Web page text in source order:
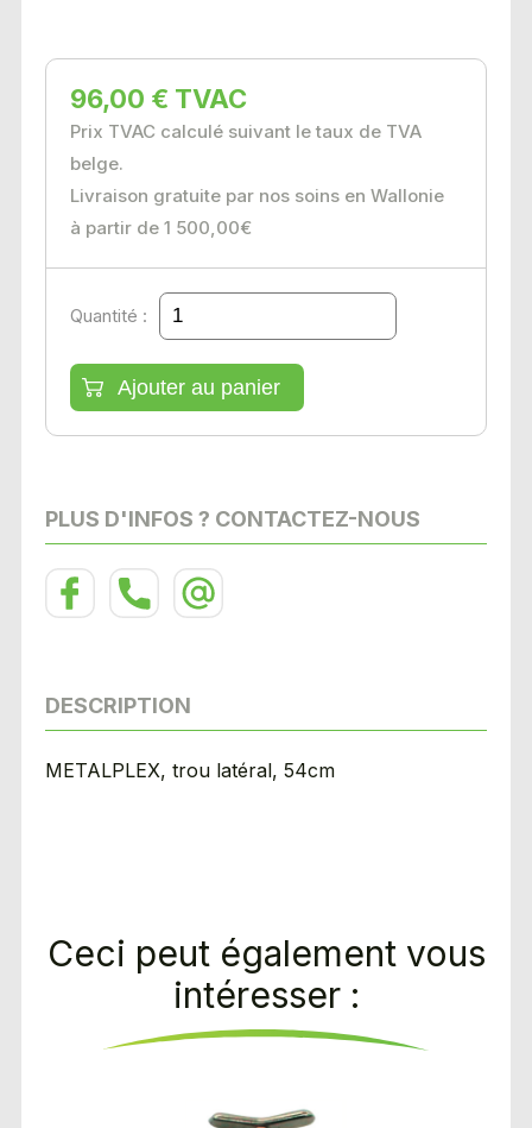
96,00 € TVAC
Prix TVAC calculé suivant le taux de TVA
belge.
Livraison gratuite par nos soins en Wallonie
à partir de 1 500,00€
Quantité :
PLUS D'INFOS ? CONTACTEZ-NOUS
DESCRIPTION
METALPLEX, trou latéral, 54cm
Ceci peut également vous
intéresser :